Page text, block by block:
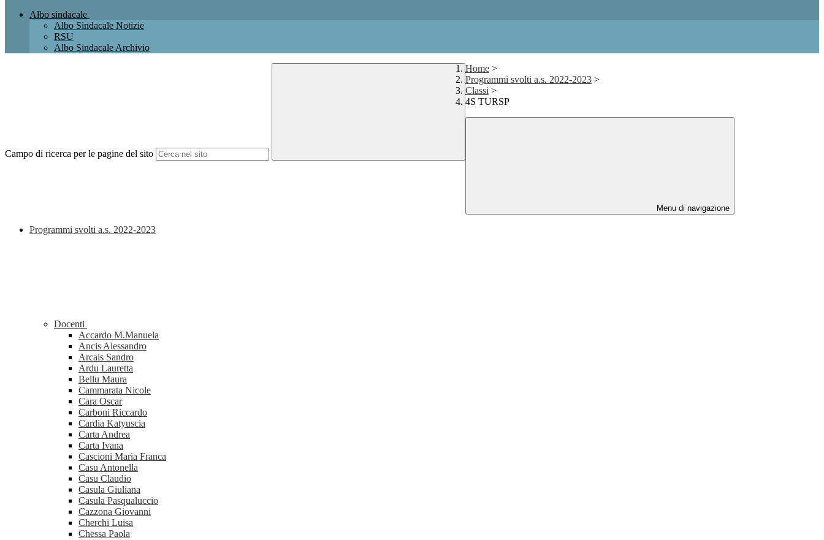
Albo sindacale
Albo Sindacale Notizie
RSU
Albo Sindacale Archivio
Campo di ricerca per le pagine del sito
Home >
Programmi svolti a.s. 2022-2023 >
Classi >
4S TURSP
Menu di navigazione
Programmi svolti a.s. 2022-2023
Docenti
Accardo M.Manuela
Ancis Alessandro
Arcais Sandro
Ardu Lauretta
Bellu Maura
Cammarata Nicole
Cara Oscar
Carboni Riccardo
Cardia Katyuscia
Carta Andrea
Carta Ivana
Cascioni Maria Franca
Casu Antonella
Casu Claudio
Casula Giuliana
Casula Pasqualuccio
Cazzona Giovanni
Cherchi Luisa
Chessa Paola